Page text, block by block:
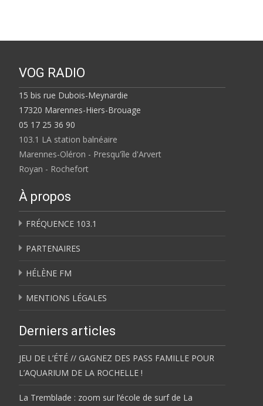
VOG RADIO
15 bis rue Dubois-Meynardie
17320 Marennes-Hiers-Brouage
05 17 25 36 90
103.1 LA station balnéaire
Marennes-Oléron - Presqu'île d'Arvert
Royan - Rochefort
À propos
FRÉQUENCE 103.1
PARTENAIRES
HÉLÈNE FM
MENTIONS LÉGALES
Derniers articles
JEU DE L’ÉTÉ // GAGNEZ DES PASS FAMILLE POUR
L’AQUARIUM DE LA ROCHELLE !
La Tremblade : zoom sur l’école de surf de La